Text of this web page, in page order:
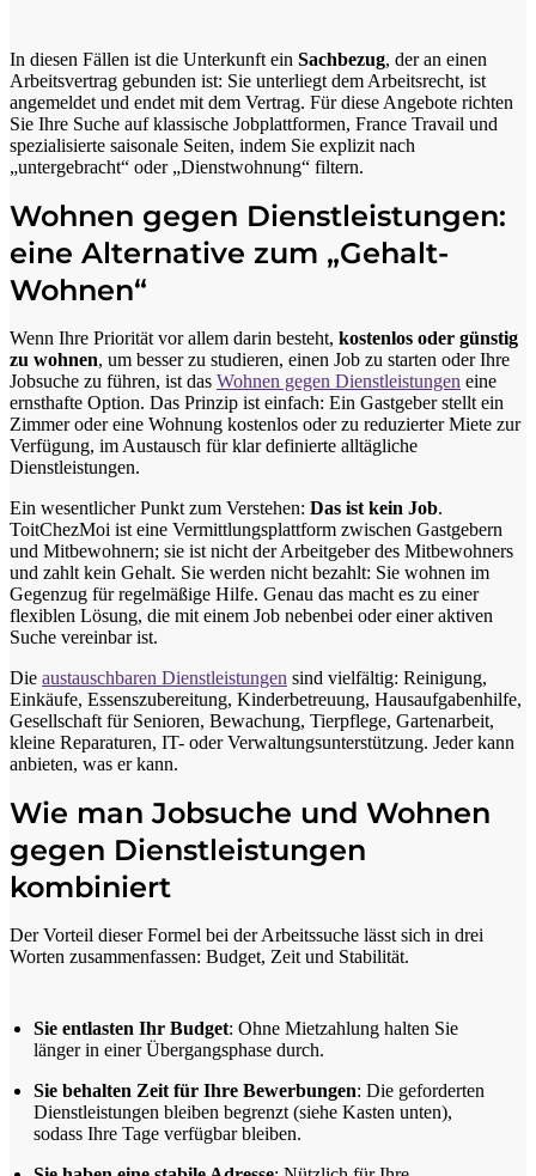
In diesen Fällen ist die Unterkunft ein Sachbezug, der an einen
Arbeitsvertrag gebunden ist: Sie unterliegt dem Arbeitsrecht, ist
angemeldet und endet mit dem Vertrag. Für diese Angebote richten
Sie Ihre Suche auf klassische Jobplattformen, France Travail und
spezialisierte saisonale Seiten, indem Sie explizit nach
„untergebracht“ oder „Dienstwohnung“ filtern.
Wohnen gegen Dienstleistungen:
eine Alternative zum „Gehalt-
Wohnen“
Wenn Ihre Priorität vor allem darin besteht, kostenlos oder günstig
zu wohnen, um besser zu studieren, einen Job zu starten oder Ihre
Jobsuche zu führen, ist das Wohnen gegen Dienstleistungen eine
ernsthafte Option. Das Prinzip ist einfach: Ein Gastgeber stellt ein
Zimmer oder eine Wohnung kostenlos oder zu reduzierter Miete zur
Verfügung, im Austausch für klar definierte alltägliche
Dienstleistungen.
Ein wesentlicher Punkt zum Verstehen: Das ist kein Job.
ToitChezMoi ist eine Vermittlungsplattform zwischen Gastgebern
und Mitbewohnern; sie ist nicht der Arbeitgeber des Mitbewohners
und zahlt kein Gehalt. Sie werden nicht bezahlt: Sie wohnen im
Gegenzug für regelmäßige Hilfe. Genau das macht es zu einer
flexiblen Lösung, die mit einem Job nebenbei oder einer aktiven
Suche vereinbar ist.
Die austauschbaren Dienstleistungen sind vielfältig: Reinigung,
Einkäufe, Essenszubereitung, Kinderbetreuung, Hausaufgabenhilfe,
Gesellschaft für Senioren, Bewachung, Tierpflege, Gartenarbeit,
kleine Reparaturen, IT- oder Verwaltungsunterstützung. Jeder kann
anbieten, was er kann.
Wie man Jobsuche und Wohnen
gegen Dienstleistungen
kombiniert
Der Vorteil dieser Formel bei der Arbeitssuche lässt sich in drei
Worten zusammenfassen: Budget, Zeit und Stabilität.
Sie entlasten Ihr Budget: Ohne Mietzahlung halten Sie
länger in einer Übergangsphase durch.
Sie behalten Zeit für Ihre Bewerbungen: Die geforderten
Dienstleistungen bleiben begrenzt (siehe Kasten unten),
sodass Ihre Tage verfügbar bleiben.